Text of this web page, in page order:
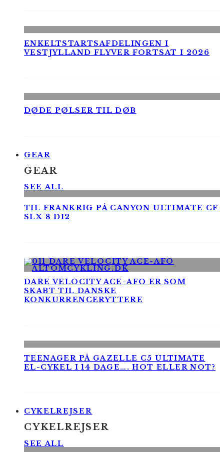
ENKELTSTARTSAFDELINGEN I
VESTJYLLAND FLYVER FORTSAT I 2026
DØDE PØLSER TIL DØB
GEAR
GEAR
SEE ALL
TIL FRANKRIG PÅ CANYON ULTIMATE CF
SLX 8 DI2
DARE VELOCITY ACE-AFO ER SOM
SKABT TIL DANSKE
KONKURRENCERYTTERE
TEENAGER PÅ GAZELLE C5 ULTIMATE
EL-CYKEL I 14 DAGE…. HOT ELLER NOT?
CYKELREJSER
CYKELREJSER
SEE ALL